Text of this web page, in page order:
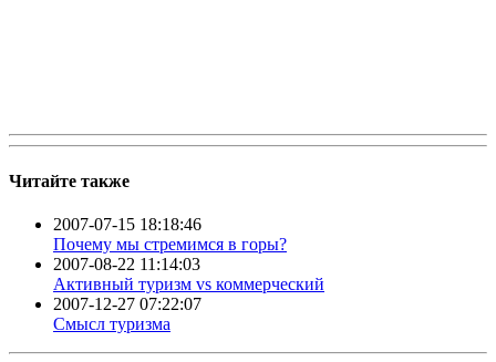
Читайте также
2007-07-15 18:18:46
Почему мы стремимся в горы?
2007-08-22 11:14:03
Активный туризм vs коммерческий
2007-12-27 07:22:07
Смысл туризма